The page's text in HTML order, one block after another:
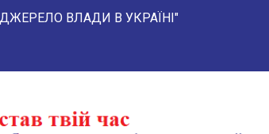
ВЛАДИ В УКРАЇНІ"